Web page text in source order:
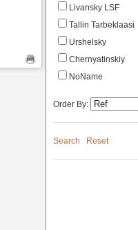
Livansky LSF
Tallin Tarbeklaasi
Urshelsky
Chernyatinskiy
NoName
Order By:
Search Reset